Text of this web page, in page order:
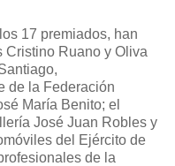
17 premiados, han
Cristino Ruano y Oliva
de la Federación
María Benito; el
José Juan Robles y
del Ejército de
de la